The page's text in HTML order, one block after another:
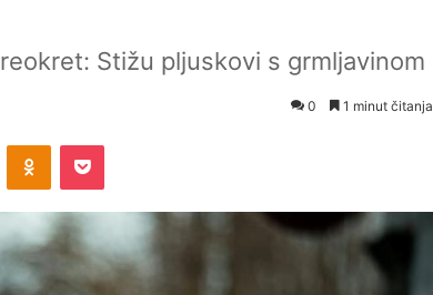
Stižu pljuskovi s grmljavinom
0 1 minut čitanja